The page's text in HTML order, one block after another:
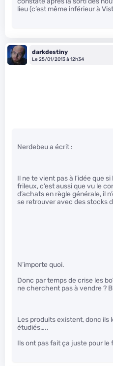
lieu (c’est même inférieur à
darkdestiny
Le 25/01/2013 à 12h34
Nerdebeu a écrit :
Il ne te vient pas à l’idée que
frileux, c’est aussi que vu le
d’achats en règle générale, il
se retrouver avec des stocks
N’importe quoi.
Donc par temps de crise les
ne cherchent pas à vendre ?
Les produits existent, donc ils
étudiés…..
Ils ont pas fait ça juste pour le